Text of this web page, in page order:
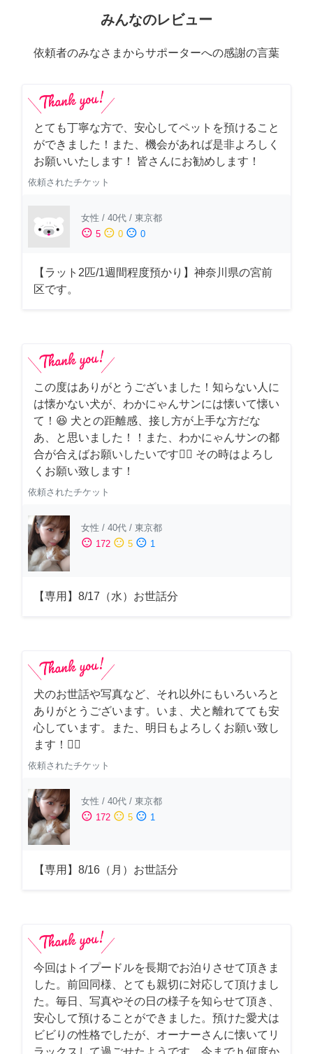
みんなのレビュー
依頼者のみなさまからサポーターへの感謝の言葉
とても丁寧な方で、安心してペットを預けること
ができました！また、機会があれば是非よろしく
お願いいたします！ 皆さんにお勧めします！
依頼されたチケット
女性 / 40代 / 東京都
sentiment_satisfied 5 sentiment_neutral 0 sentiment_dissatisfied 0
【ラット2匹/1週間程度預かり】神奈川県の宮前
区です。
この度はありがとうございました！知らない人に
は懐かない犬が、わかにゃんサンには懐いて懐い
て！😆 犬との距離感、接し方が上手な方だな
あ、と思いました！！また、わかにゃんサンの都
合が合えばお願いしたいです🙇‍♂️ その時はよろし
くお願い致します！
依頼されたチケット
女性 / 40代 / 東京都
sentiment_satisfied 172 sentiment_neutral 5 sentiment_dissatisfied 1
【専用】8/17（水）お世話分
犬のお世話や写真など、それ以外にもいろいろと
ありがとうございます。いま、犬と離れてても安
心しています。また、明日もよろしくお願い致し
ます！🙇‍♂️
依頼されたチケット
女性 / 40代 / 東京都
sentiment_satisfied 172 sentiment_neutral 5 sentiment_dissatisfied 1
【専用】8/16（月）お世話分
今回はトイプードルを長期でお泊りさせて頂きま
した。前回同様、とても親切に対応して頂けまし
た。毎日、写真やその日の様子を知らせて頂き、
安心して預けることができました。預けた愛犬は
ビビりの性格でしたが、オーナーさんに懐いてリ